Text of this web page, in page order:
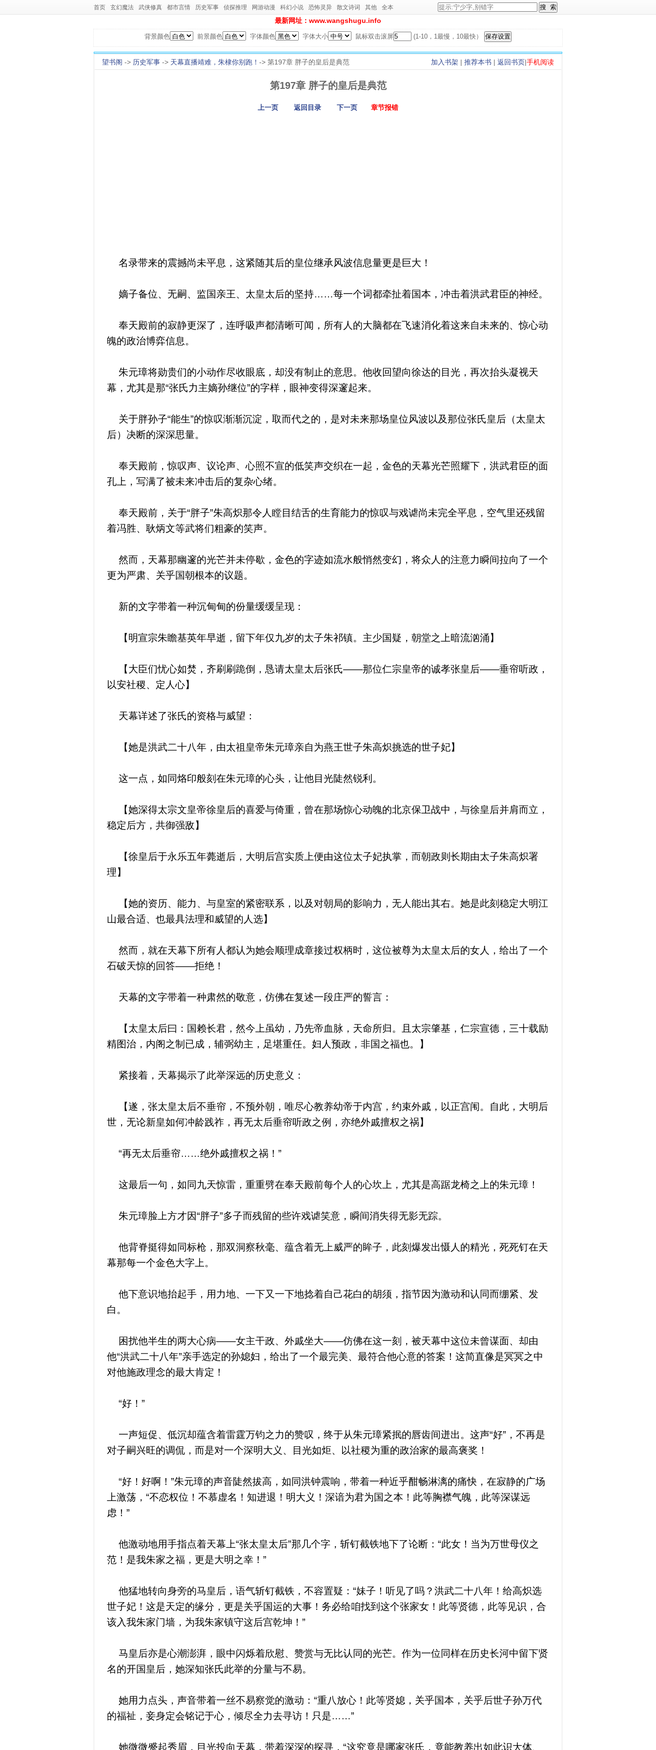
首页 玄幻魔法 武侠修真 都市言情 历史军事 侦探推理 网游动漫 科幻小说 恐怖灵异 散文诗词 其他 全本
最新网址：www.wangshugu.info
背景颜色 前景颜色 字体颜色 字体大小 鼠标双击滚屏 (1-10，1最慢，10最快）
加入书架 | 推荐本书 | 返回书页|手机阅读
望书阁 -> 历史军事 -> 天幕直播靖难，朱棣你别跑！ -> 第197章 胖子的皇后是典范
第197章 胖子的皇后是典范
上一页 返回目录 下一页 章节报错
名录带来的震撼尚未平息，这紧随其后的皇位继承风波信息量更是巨大！
嫡子备位、无嗣、监国亲王、太皇太后的坚持……每一个词都牵扯着国本，冲击着洪武君臣的神经。
奉天殿前的寂静更深了，连呼吸声都清晰可闻，所有人的大脑都在飞速消化着这来自未来的、惊心动
魄的政治博弈信息。
朱元璋将勋贵们的小动作尽收眼底，却没有制止的意思。他收回望向徐达的目光，再次抬头凝视天
幕，尤其是那“张氏力主嫡孙继位”的字样，眼神变得深邃起来。
关于胖孙子“能生”的惊叹渐渐沉淀，取而代之的，是对未来那场皇位风波以及那位张氏皇后（太皇太
后）决断的深深思量。
奉天殿前，惊叹声、议论声、心照不宣的低笑声交织在一起，金色的天幕光芒照耀下，洪武君臣的面
孔上，写满了被未来冲击后的复杂心绪。
奉天殿前，关于“胖子”朱高炽那令人瞠目结舌的生育能力的惊叹与戏谑尚未完全平息，空气里还残留
着冯胜、耿炳文等武将们粗豪的笑声。
然而，天幕那幽邃的光芒并未停歇，金色的字迹如流水般悄然变幻，将众人的注意力瞬间拉向了一个
更为严肃、关乎国朝根本的议题。
新的文字带着一种沉甸甸的份量缓缓呈现：
【明宣宗朱瞻基英年早逝，留下年仅九岁的太子朱祁镇。主少国疑，朝堂之上暗流汹涌】
【大臣们忧心如焚，齐刷刷跪倒，恳请太皇太后张氏——那位仁宗皇帝的诚孝张皇后——垂帘听政，
以安社稷、定人心】
天幕详述了张氏的资格与威望：
【她是洪武二十八年，由太祖皇帝朱元璋亲自为燕王世子朱高炽挑选的世子妃】
这一点，如同烙印般刻在朱元璋的心头，让他目光陡然锐利。
【她深得太宗文皇帝徐皇后的喜爱与倚重，曾在那场惊心动魄的北京保卫战中，与徐皇后并肩而立，
稳定后方，共御强敌】
【徐皇后于永乐五年薨逝后，大明后宫实质上便由这位太子妃执掌，而朝政则长期由太子朱高炽署
理】
【她的资历、能力、与皇室的紧密联系，以及对朝局的影响力，无人能出其右。她是此刻稳定大明江
山最合适、也最具法理和威望的人选】
然而，就在天幕下所有人都认为她会顺理成章接过权柄时，这位被尊为太皇太后的女人，给出了一个
石破天惊的回答——拒绝！
天幕的文字带着一种肃然的敬意，仿佛在复述一段庄严的誓言：
【太皇太后曰：国赖长君，然今上虽幼，乃先帝血脉，天命所归。且太宗肇基，仁宗宣德，三十载励
精图治，内阁之制已成，辅弼幼主，足堪重任。妇人预政，非国之福也。】
紧接着，天幕揭示了此举深远的历史意义：
【遂，张太皇太后不垂帘，不预外朝，唯尽心教养幼帝于内宫，约束外戚，以正宫闱。自此，大明后
世，无论新皇如何冲龄践祚，再无太后垂帘听政之例，亦绝外戚擅权之祸】
“再无太后垂帘……绝外戚擅权之祸！”
这最后一句，如同九天惊雷，重重劈在奉天殿前每个人的心坎上，尤其是高踞龙椅之上的朱元璋！
朱元璋脸上方才因“胖子”多子而残留的些许戏谑笑意，瞬间消失得无影无踪。
他背脊挺得如同标枪，那双洞察秋毫、蕴含着无上威严的眸子，此刻爆发出慑人的精光，死死钉在天
幕那每一个金色大字上。
他下意识地抬起手，用力地、一下又一下地捻着自己花白的胡须，指节因为激动和认同而绷紧、发
白。
困扰他半生的两大心病——女主干政、外戚坐大——仿佛在这一刻，被天幕中这位未曾谋面、却由
他“洪武二十八年”亲手选定的孙媳妇，给出了一个最完美、最符合他心意的答案！这简直像是冥冥之中
对他施政理念的最大肯定！
“好！”
一声短促、低沉却蕴含着雷霆万钧之力的赞叹，终于从朱元璋紧抿的唇齿间迸出。这声“好”，不再是
对子嗣兴旺的调侃，而是对一个深明大义、目光如炬、以社稷为重的政治家的最高褒奖！
“好！好啊！”朱元璋的声音陡然拔高，如同洪钟震响，带着一种近乎酣畅淋漓的痛快，在寂静的广场
上激荡，“不恋权位！不慕虚名！知进退！明大义！深谙为君为国之本！此等胸襟气魄，此等深谋远
虑！”
他激动地用手指点着天幕上“张太皇太后”那几个字，斩钉截铁地下了论断：“此女！当为万世母仪之
范！是我朱家之福，更是大明之幸！”
他猛地转向身旁的马皇后，语气斩钉截铁，不容置疑：“妹子！听见了吗？洪武二十八年！给高炽选
世子妃！这是天定的缘分，更是关乎国运的大事！务必给咱找到这个张家女！此等贤德，此等见识，合
该入我朱家门墙，为我朱家镇守这后宫乾坤！”
马皇后亦是心潮澎湃，眼中闪烁着欣慰、赞赏与无比认同的光芒。作为一位同样在历史长河中留下贤
名的开国皇后，她深知张氏此举的分量与不易。
她用力点头，声音带着一丝不易察觉的激动：“重八放心！此等贤媳，关乎国本，关乎后世子孙万代
的福祉，妾身定会铭记于心，倾尽全力去寻访！只是……”
她微微蹙起秀眉，目光投向天幕，带着深深的探寻，“这究竟是哪家张氏，竟能教养出如此识大体、